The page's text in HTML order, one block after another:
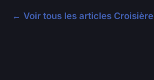
← Voir tous les articles Croisière